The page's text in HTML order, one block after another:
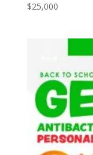
$25,000